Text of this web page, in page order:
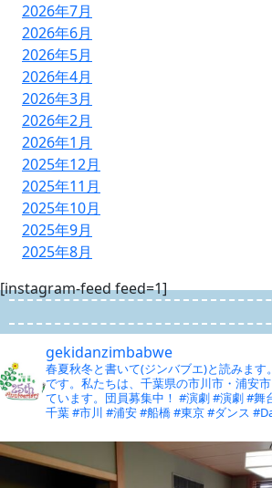
2026年7月
2026年6月
2026年5月
2026年4月
2026年3月
2026年2月
2026年1月
2025年12月
2025年11月
2025年10月
2025年9月
2025年8月
[instagram-feed feed=1]
gekidanzimbabwe
春夏秋冬と書いて(ジンバブエ)と読みます。
です。私たちは、千葉県の市川市・浦安
ています。団員募集中！ #演劇 #演劇 #舞
千葉 #市川 #浦安 #船橋 #東京 #ダンス